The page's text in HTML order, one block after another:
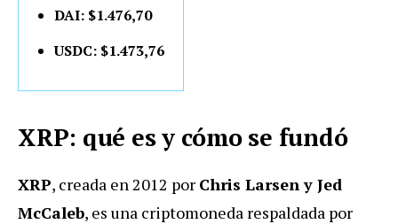
DAI: $1.476,70
USDC: $1.473,76
XRP: qué es y cómo se fundó
XRP, creada en 2012 por Chris Larsen y Jed
McCaleb, es una criptomoneda respaldada por